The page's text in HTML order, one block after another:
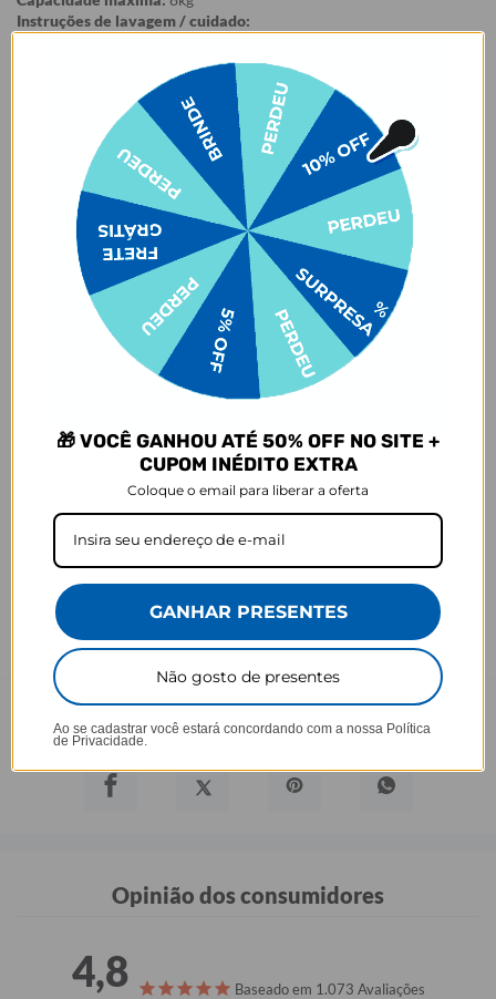
Instruções de lavagem / cuidado:
utilizando sabão neutro. Seque os puxadores e a etiqueta com pano
seco após a limpeza e deixe a peça secar à sombra. Não deixar de
molho, não pôr na máquina de lavar/secar ou secar ao sol, ok? Para
deixar sua Bolsa de Viagem Moove sempre incrível, siga
corretamente as instruções para lavagem.
Garantia:
Arrependimento
- Os nossos produtos personalizados ( estampados ou
customizados com nome/foto
) são feitos especialmente para você,
de acordo com a opção escolhida no momento da compra.
- Isso significa que a produção só começa após a confirmação do
pedido, e o item é criado exclusivamente com a estampa
mesmo quando não há customização com nome
- Por isso, é super importante conferir com atenção todos os
detalhes antes de finalizar a compra, como modelo, estampa e
- Após o início da produção, não é possível realizar
cancelamentos ou alterações
, pois o produto não pode retornar
- O produto tem uma garantia de 90 dias contra defeitos de
fabricação, costura e montagem, e 6 meses contra defeitos de
personalização.
*A imagem do produto é ilustrativa e pode variar de tonalidade e
cor de acordo com a configuração de cada tela.
Prazo de Postagem
Opinião dos consumidores
4,8 Baseado em 1.073 Avaliações
🎁 VOCÊ GANHOU ATÉ 50% OFF NO SITE +
CUPOM INÉDITO EXTRA
Coloque o email para liberar a oferta
GANHAR PRESENTES
Não gosto de presentes
Ao se cadastrar você estará concordando com a nossa Política
de Privacidade.